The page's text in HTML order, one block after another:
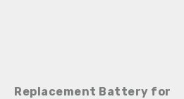
Replacement Battery for